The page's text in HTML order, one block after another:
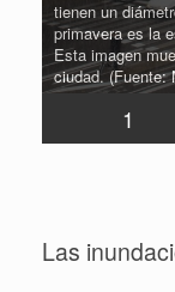
tienen un
primavera es la
Esta imagen
ciudad. (Fuente:
rápido de la
chubascos se
Los chubascos
de medidados
1
Las